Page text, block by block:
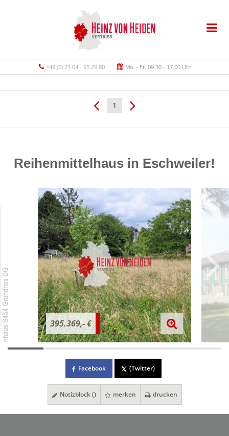
+49 (0) 23 04 - 95 29 80 Mo. - Fr. 09.30 - 17.00 Uhr
1
Reihenmittelhaus in Eschweiler!
395.369,- €
Facebook (Twitter)
Notizblock () merken drucken